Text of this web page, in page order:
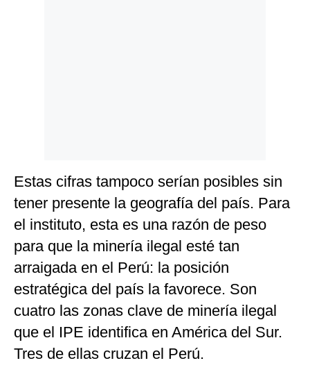
Estas cifras tampoco serían posibles sin
tener presente la geografía del país. Para
el instituto, esta es una razón de peso
para que la minería ilegal esté tan
arraigada en el Perú: la posición
estratégica del país la favorece. Son
cuatro las zonas clave de minería ilegal
que el IPE identifica en América del Sur.
Tres de ellas cruzan el Perú.